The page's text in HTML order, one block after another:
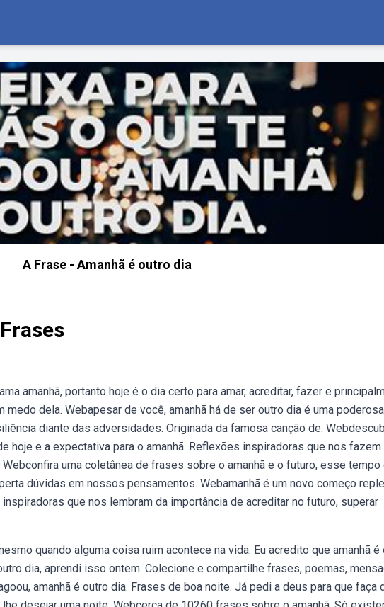
A Frase - Amanhã é outro dia
amanhã, portanto hoje é o dia certo para amar, acreditar, fazer e
dela. Webapesar de você, amanhã há de ser outro dia é uma poderosa
diante das adversidades. Originada da famosa canção de.
hoje e a expectativa para o amanhã. Reflexões inspiradoras que nos fazem
uma coletânea de frases sobre o amanhã e o futuro, esse tempo
dúvidas em nossos pensamentos. Webamanhã é um novo começo
que nos lembram da importância de acreditar no futuro, superar
quando alguma coisa ruim acontece na vida. Eu acredito que amanhã é
dia, aprendi isso ontem. Colecione e compartilhe frases, poemas,
amanhã é outro dia. Frases de boa noite. Já pedi a deus para que faça